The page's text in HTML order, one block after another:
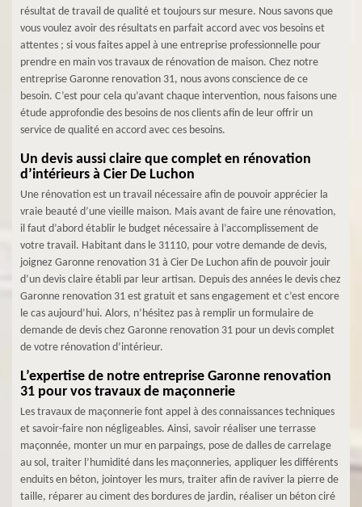
résultat de travail de qualité et toujours sur mesure. Nous savons que
vous voulez avoir des résultats en parfait accord avec vos besoins et
attentes ; si vous faites appel à une entreprise professionnelle pour
prendre en main vos travaux de rénovation de maison. Chez notre
entreprise Garonne renovation 31, nous avons conscience de ce
besoin. C’est pour cela qu’avant chaque intervention, nous faisons une
étude approfondie des besoins de nos clients afin de leur offrir un
service de qualité en accord avec ces besoins.
Un devis aussi claire que complet en rénovation
d’intérieurs à Cier De Luchon
Une rénovation est un travail nécessaire afin de pouvoir apprécier la
vraie beauté d’une vieille maison. Mais avant de faire une rénovation,
il faut d’abord établir le budget nécessaire à l’accomplissement de
votre travail. Habitant dans le 31110, pour votre demande de devis,
joignez Garonne renovation 31 à Cier De Luchon afin de pouvoir jouir
d’un devis claire établi par leur artisan. Depuis des années le devis chez
Garonne renovation 31 est gratuit et sans engagement et c’est encore
le cas aujourd’hui. Alors, n’hésitez pas à remplir un formulaire de
demande de devis chez Garonne renovation 31 pour un devis complet
de votre rénovation d’intérieur.
L’expertise de notre entreprise Garonne renovation
31 pour vos travaux de maçonnerie
Les travaux de maçonnerie font appel à des connaissances techniques
et savoir-faire non négligeables. Ainsi, savoir réaliser une terrasse
maçonnée, monter un mur en parpaings, pose de dalles de carrelage
au sol, traiter l’humidité dans les maçonneries, appliquer les différents
enduits en béton, jointoyer les murs, traiter afin de raviver la pierre de
taille, réparer au ciment des bordures de jardin, réaliser un béton ciré